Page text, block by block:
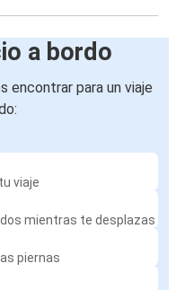
a bordo
encontrar para un viaje
viaje
mientras te desplazas
piernas